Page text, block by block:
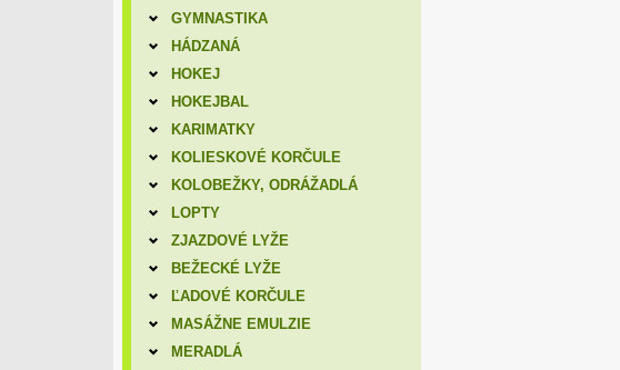
GYMNASTIKA
HÁDZANÁ
HOKEJ
HOKEJBAL
KARIMATKY
KOLIESKOVÉ KORČULE
KOLOBEŽKY, ODRÁŽADLÁ
LOPTY
ZJAZDOVÉ LYŽE
BEŽECKÉ LYŽE
ĽADOVÉ KORČULE
MASÁŽNE EMULZIE
MERADLÁ